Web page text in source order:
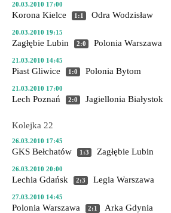
20.03.2010 17:00
Korona Kielce 1:1 Odra Wodzisław
20.03.2010 19:15
Zagłębie Lubin 2:0 Polonia Warszawa
21.03.2010 14:45
Piast Gliwice 1:0 Polonia Bytom
21.03.2010 17:00
Lech Poznań 2:0 Jagiellonia Białystok
Kolejka 22
26.03.2010 17:45
GKS Bełchatów 1:3 Zagłębie Lubin
26.03.2010 20:00
Lechia Gdańsk 2:3 Legia Warszawa
27.03.2010 14:45
Polonia Warszawa 2:1 Arka Gdynia